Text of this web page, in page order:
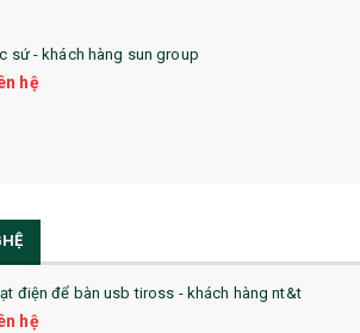
CÁO
sứ - khách hàng sun group
hệ
điện để bàn usb tiross - khách hàng nt&t
hệ